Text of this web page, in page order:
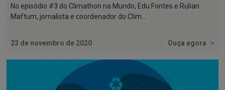
No episódio #3 do Climathon na Mundo, Edu Fontes e Rulian
Maftum, jornalista e coordenador do Clim...
23 de novembro de 2020 Ouça agora >